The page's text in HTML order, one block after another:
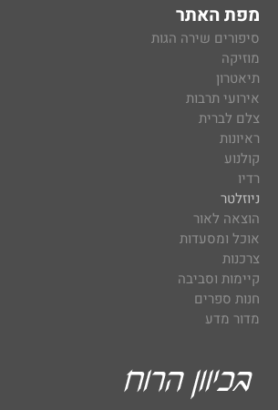
מפת האתר
סיפורים שירה הגות
מוזיקה
תיאטרון
אירועי תרבות
צלם לברית
ראיונות
קולנוע
רדיו
ניוזלטר
הוצאה לאור
אוכל ומסעדות
צרכנות
קיימות וסביבה
חנות ספרים
מדור מדע